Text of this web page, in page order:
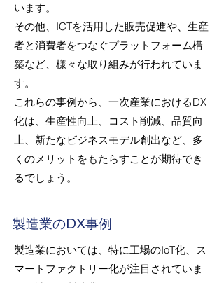
います。
その他、ICTを活用した販売促進や、生産
者と消費者をつなぐプラットフォーム構
築など、様々な取り組みが行われていま
す。
これらの事例から、一次産業におけるDX
化は、生産性向上、コスト削減、品質向
上、新たなビジネスモデル創出など、多
くのメリットをもたらすことが期待でき
るでしょう。
製造業のDX事例
製造業においては、特に工場のIoT化、ス
マートファクトリー化が注目されていま